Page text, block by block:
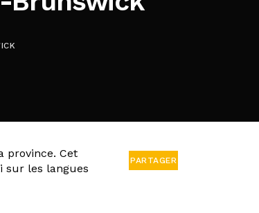
PARTAGER
province. Cet
sur les langues